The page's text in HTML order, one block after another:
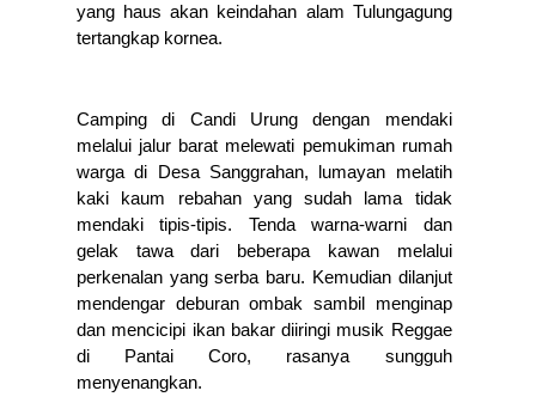
yang haus akan keindahan alam Tulungagung
tertangkap kornea.
Camping di Candi Urung dengan mendaki
melalui jalur barat melewati pemukiman rumah
warga di Desa Sanggrahan, lumayan melatih
kaki kaum rebahan yang sudah lama tidak
mendaki tipis-tipis. Tenda warna-warni dan
gelak tawa dari beberapa kawan melalui
perkenalan yang serba baru. Kemudian dilanjut
mendengar deburan ombak sambil menginap
dan mencicipi ikan bakar diiringi musik Reggae
di Pantai Coro, rasanya sungguh
menyenangkan.